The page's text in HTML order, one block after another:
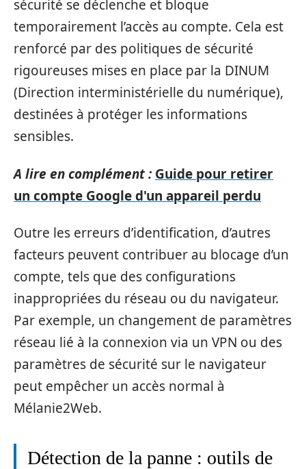
sécurité se déclenche et bloque
temporairement l’accès au compte. Cela est
renforcé par des politiques de sécurité
rigoureuses mises en place par la DINUM
(Direction interministérielle du numérique),
destinées à protéger les informations
sensibles.
A lire en complément : Guide pour retirer
un compte Google d'un appareil perdu
Outre les erreurs d’identification, d’autres
facteurs peuvent contribuer au blocage d’un
compte, tels que des configurations
inappropriées du réseau ou du navigateur.
Par exemple, un changement de paramètres
réseau lié à la connexion via un VPN ou des
paramètres de sécurité sur le navigateur
peut empêcher un accès normal à
Mélanie2Web.
Détection de la panne : outils de